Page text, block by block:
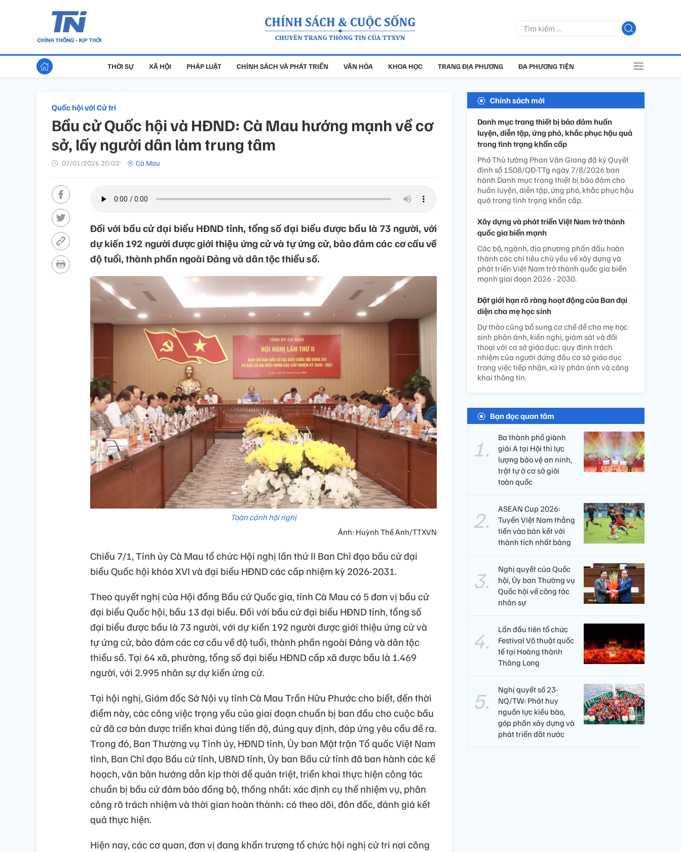
THỜI SỰ XÃ HỘI PHÁP LUẬT CHÍNH SÁCH VÀ PHÁT TRIỂN VĂN HÓA KHOA HỌC TRANG ĐỊA PHƯƠNG ĐA PHƯƠNG TIỆN
Quốc hội với Cử tri
Bầu cử Quốc hội và HĐND: Cà Mau hướng mạnh về cơ
sở, lấy người dân làm trung tâm
07/01/2026 20:03’ Cà Mau
Đối với bầu cử đại biểu HĐND tỉnh, tổng số đại biểu được bầu là 73 người, với
dự kiến 192 người được giới thiệu ứng cử và tự ứng cử, bảo đảm các cơ cấu về
độ tuổi, thành phần ngoài Đảng và dân tộc thiểu số.
Toàn cảnh hội nghị
Ảnh: Huỳnh Thế Anh/TTXVN
Chiều 7/1, Tỉnh ủy Cà Mau tổ chức Hội nghị lần thứ II Ban Chỉ đạo bầu cử đại
biểu Quốc hội khóa XVI và đại biểu HĐND các cấp nhiệm kỳ 2026-2031.
Theo quyết nghị của Hội đồng Bầu cử Quốc gia, tỉnh Cà Mau có 5 đơn vị bầu cử
đại biểu Quốc hội, bầu 13 đại biểu. Đối với bầu cử đại biểu HĐND tỉnh, tổng số
đại biểu được bầu là 73 người, với dự kiến 192 người được giới thiệu ứng cử và
tự ứng cử, bảo đảm các cơ cấu về độ tuổi, thành phần ngoài Đảng và dân tộc
thiểu số. Tại 64 xã, phường, tổng số đại biểu HĐND cấp xã được bầu là 1.469
người, với 2.995 nhân sự dự kiến ứng cử.
Tại hội nghị, Giám đốc Sở Nội vụ tỉnh Cà Mau Trần Hữu Phước cho biết, đến thời
điểm này, các công việc trọng yếu của giai đoạn chuẩn bị ban đầu cho cuộc bầu
cử đã cơ bản được triển khai đúng tiến độ, đúng quy định, đáp ứng yêu cầu đề ra.
Trong đó, Ban Thường vụ Tỉnh ủy, HĐND tỉnh, Ủy ban Mặt trận Tổ quốc Việt Nam
tỉnh, Ban Chỉ đạo Bầu cử tỉnh, UBND tỉnh, Ủy ban Bầu cử tỉnh đã ban hành các kế
hoạch, văn bản hướng dẫn kịp thời để quán triệt, triển khai thực hiện công tác
chuẩn bị bầu cử đảm bảo đồng bộ, thống nhất; xác định cụ thể nhiệm vụ, phân
công rõ trách nhiệm và thời gian hoàn thành; có theo dõi, đôn đốc, đánh giá kết
quả thực hiện.
Hiện nay, các cơ quan, đơn vị đang khẩn trương tổ chức hội nghị cử tri nơi công
Chính sách mới
Danh mục trang thiết bị bảo đảm huấn
luyện, diễn tập, ứng phó, khắc phục hậu quả
trong tình trạng khẩn cấp
Phó Thủ tướng Phan Văn Giang đã ký Quyết
định số 1508/QĐ-TTg ngày 7/8/2026 ban
hành Danh mục trang thiết bị bảo đảm cho
huấn luyện, diễn tập, ứng phó, khắc phục hậu
quả trong tình trạng khẩn cấp.
Xây dựng và phát triển Việt Nam trở thành
quốc gia biển mạnh
Các bộ, ngành, địa phương phấn đấu hoàn
thành các chỉ tiêu chủ yếu về xây dựng và
phát triển Việt Nam trở thành quốc gia biển
mạnh giai đoạn 2026 - 2030.
Đặt giới hạn rõ ràng hoạt động của Ban đại
diện cha mẹ học sinh
Dự thảo cũng bổ sung cơ chế để cha mẹ học
sinh phản ánh, kiến nghị, giám sát và đối
thoại với cơ sở giáo dục; quy định trách
nhiệm của người đứng đầu cơ sở giáo dục
trong việc tiếp nhận, xử lý phản ánh và công
khai thông tin.
Bạn đọc quan tâm
Ba thành phố giành
giải A tại Hội thi lực
lượng bảo vệ an ninh,
trật tự ở cơ sở giỏi
toàn quốc
ASEAN Cup 2026:
Tuyển Việt Nam thẳng
tiến vào bán kết với
thành tích nhất bảng
Nghị quyết của Quốc
hội, Ủy ban Thường vụ
Quốc hội về công tác
nhân sự
Lần đầu tiên tổ chức
Festival Võ thuật quốc
tế tại Hoàng thành
Thăng Long
Nghị quyết số 23-
NQ/TW: Phát huy
nguồn lực kiều bào,
góp phần xây dựng và
phát triển đất nước